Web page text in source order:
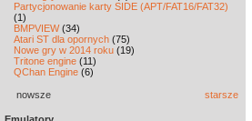
Partycjonowanie karty SIDE (APT/FAT16/FAT32)
(1)
BMPVIEW(34)
Atari ST dla opornych (75)
Nowe gry w 2014 roku (19)
Tritone engine (11)
QChan Engine (6)
nowsze starsze